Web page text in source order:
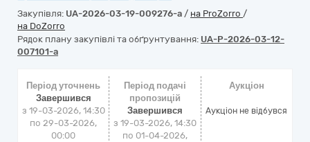
Закупівля: UA-2026-03-19-009276-a / на ProZorro /
на DoZorro
Рядок плану закупівлі та обґрунтування: UA-P-2026-03-12-
007101-a
Період уточнень
Завершився
з 19-03-2026, 14:30
по 29-03-2026,
00:00
Період подачі
пропозицій
Завершився
з 19-03-2026, 14:30
по 01-04-2026,
Аукціон
Аукціон не відбувся